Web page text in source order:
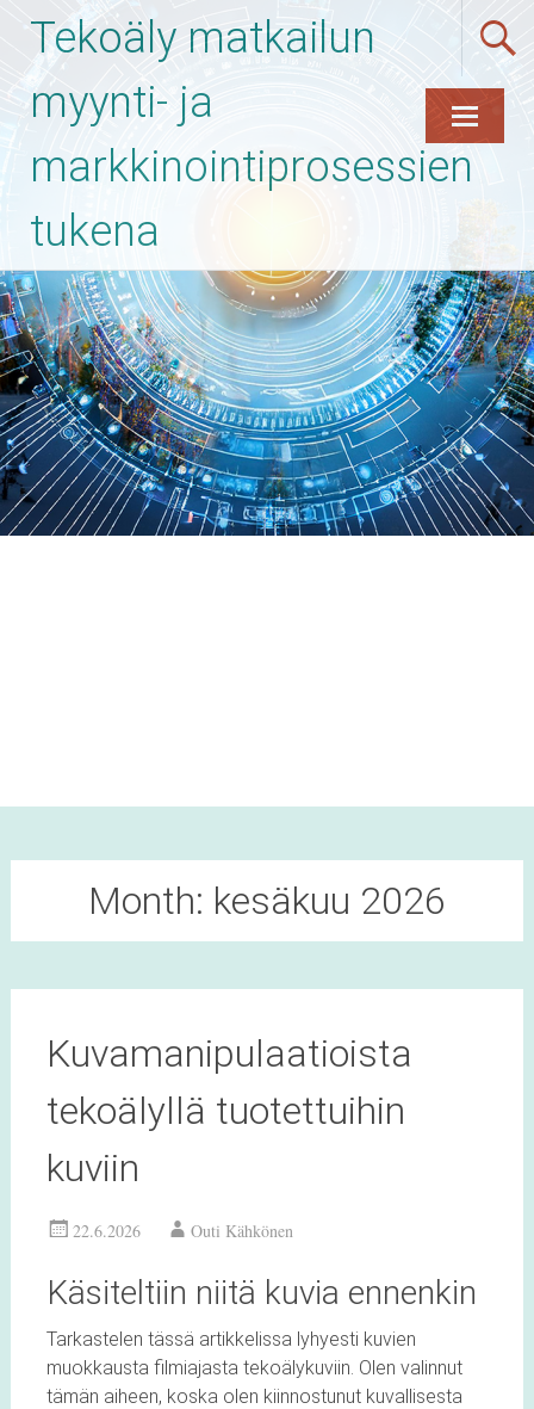
Tekoäly matkailun
myynti- ja
markkinointiprosessien
tukena
Skip
to
Month: kesäkuu 2026
Kuvamanipulaatioista
tekoälyllä tuotettuihin
kuviin
22.6.2026 Outi Kähkönen
Käsiteltiin niitä kuvia ennenkin
Tarkastelen tässä artikkelissa lyhyesti kuvien
muokkausta filmiajasta tekoälykuviin. Olen valinnut
tämän aiheen, koska olen kiinnostunut kuvallisesta